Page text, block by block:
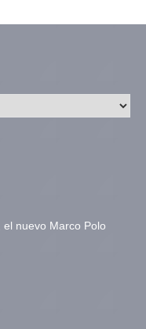
el nuevo Marco Polo